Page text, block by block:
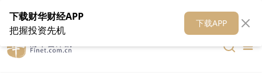
在线客服 关于我们 财华媒体矩阵 财华智库
下载财华财经APP
把握投资先机
下载APP